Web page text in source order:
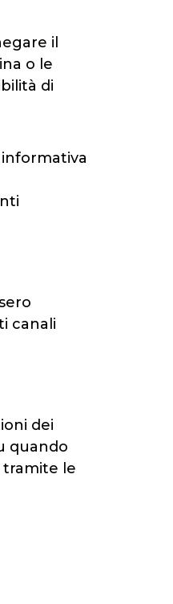
il
o le
di
canali
dei
quando
tramite le